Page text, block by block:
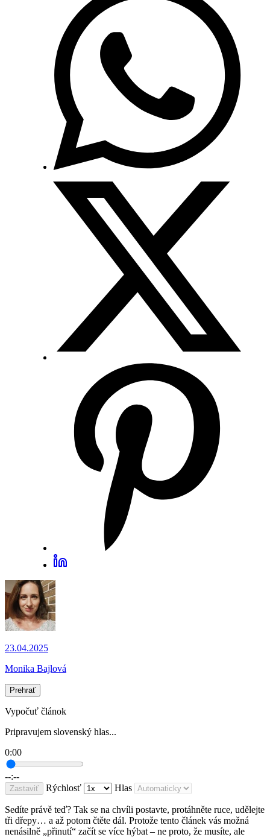
23.04.2025
Monika Bajlová
Prehrať
Vypočuť článok
Pripravujem slovenský hlas...
0:00
--:--
Zastaviť Rýchlosť Hlas
Sedíte právě teď? Tak se na chvíli postavte, protáhněte ruce, udělejte
tři dřepy… a až potom čtěte dál. Protože tento článek vás možná
nenásilně „přinutí“ začít se více hýbat – ne proto, že musíte, ale